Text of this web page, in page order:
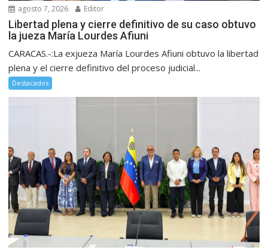
agosto 7, 2026 Editor
Libertad plena y cierre definitivo de su caso obtuvo
la jueza María Lourdes Afiuni
CARACAS.-:La exjueza María Lourdes Afiuni obtuvo la libertad
plena y el cierre definitivo del proceso judicial...
Destacados